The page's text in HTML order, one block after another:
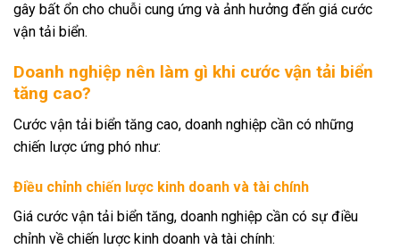
gây bất ổn cho chuỗi cung ứng và ảnh hưởng đến giá cước
vận tải biển.
Doanh nghiệp nên làm gì khi cước vận tải biển
tăng cao?
Cước vận tải biển tăng cao, doanh nghiệp cần có những
chiến lược ứng phó như:
Điều chỉnh chiến lược kinh doanh và tài chính
Giá cước vận tải biển tăng, doanh nghiệp cần có sự điều
chỉnh về chiến lược kinh doanh và tài chính: